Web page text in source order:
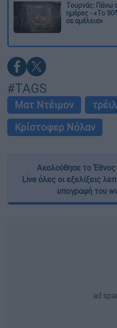
Τουρνάς: Πάνω
ημέρες - «Το
σε αμέλεια»
#TAGS
Ματ Ντέιμον
Κρίστοφερ Νόλαν
Ακολούθησε το
Live όλες οι εξελίξεις
υπογραφή του